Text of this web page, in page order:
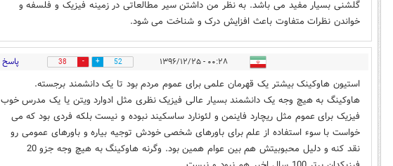
گلشنی بسیار مفید می باشد. به نظر من داشتن سیر مطالعاتی در زمینه فیزیک و فلسفه و
خواندن نظرات متفاوت باعث افزایش درک و شناخت می شود.
۰۰:۲۸ - ۱۳۹۶/۱۲/۲۵ 52
38 پاسخ
استیون هاوکینک بیشتر یک قهرمان علمی برای عموم مردم بود تا یک دانشمند برجسته.
هاوکینگ به هیچ وجه یک دانشمند بسیار عالی فیزیک نظری مثل ادوارد ویتن یا یک مدرس خوب
فیزیک برای عموم مثل ریچارد فاینمن و لئونارد ساسکیند نبوده و نیست بلکه فردی بود که می
خواست با سوء استفاده از علم برای باورهای شخصی خودش توجیه بیاره و باورهای عمومی رو
نقد کنه و دلیل محبوبیتش هم بین عوام همین بود. وگرنه هاوکینگ به هیچ وجه جزو 20